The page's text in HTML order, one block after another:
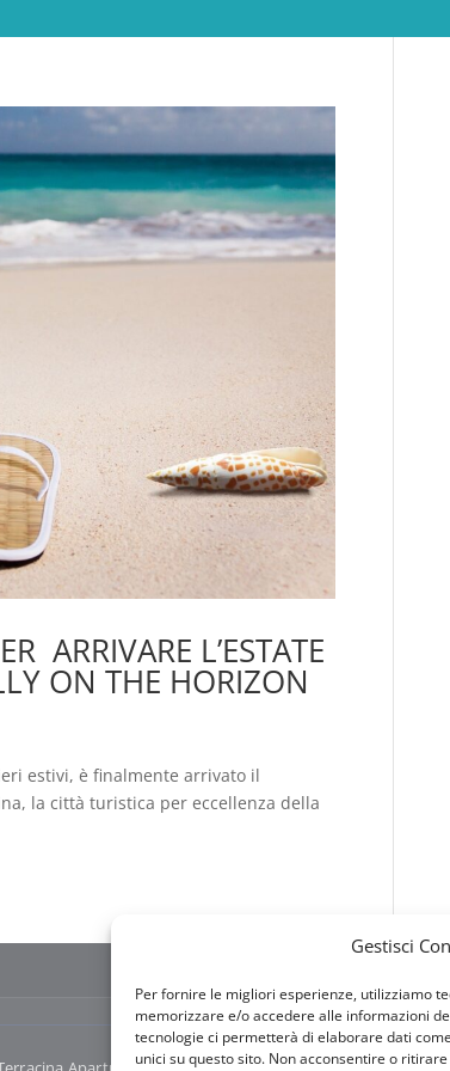
Gestisci
Per fornire le migliori esperienze, utilizziamo
memorizzare e/o accedere alle informazioni
tecnologie ci permetterà di elaborare dati
unici su questo sito. Non acconsentire o
ARRIVARE L’ESTATE
ON THE HORIZON
estivi, è finalmente arrivato il
la città turistica per eccellenza della